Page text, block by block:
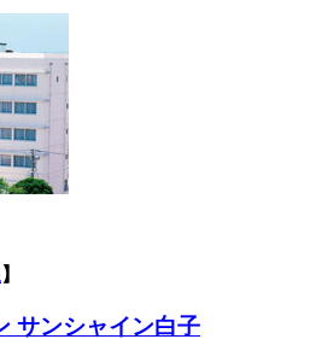
】
サンシャイン白子